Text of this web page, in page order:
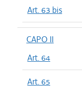
Art. 63 bis
CAPO II
Art. 64
Art. 65